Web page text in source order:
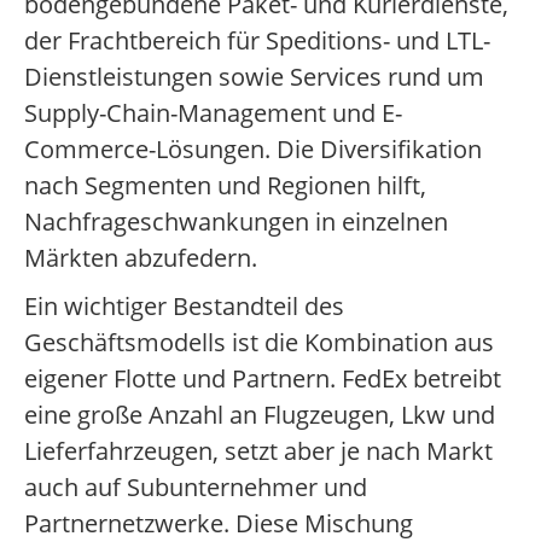
der Frachtbereich für Speditions- und LTL-
Dienstleistungen sowie Services rund um
Supply-Chain-Management und E-
Commerce-Lösungen. Die Diversifikation
nach Segmenten und Regionen hilft,
Nachfrageschwankungen in einzelnen
Märkten abzufedern.
Ein wichtiger Bestandteil des
Geschäftsmodells ist die Kombination aus
eigener Flotte und Partnern. FedEx betreibt
eine große Anzahl an Flugzeugen, Lkw und
Lieferfahrzeugen, setzt aber je nach Markt
auch auf Subunternehmer und
Partnernetzwerke. Diese Mischung